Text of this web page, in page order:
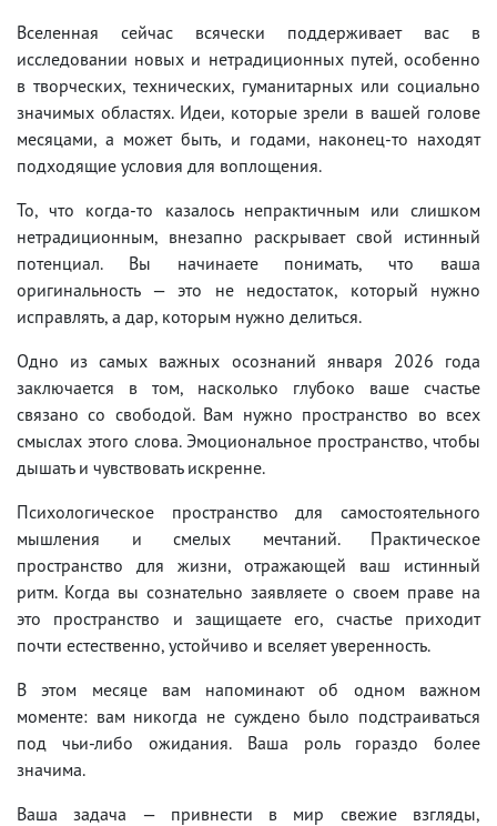
Вселенная сейчас всячески поддерживает вас в
исследовании новых и нетрадиционных путей, особенно
в творческих, технических, гуманитарных или социально
значимых областях. Идеи, которые зрели в вашей голове
месяцами, а может быть, и годами, наконец-то находят
подходящие условия для воплощения.
То, что когда-то казалось непрактичным или слишком
нетрадиционным, внезапно раскрывает свой истинный
потенциал. Вы начинаете понимать, что ваша
оригинальность — это не недостаток, который нужно
исправлять, а дар, которым нужно делиться.
Одно из самых важных осознаний января 2026 года
заключается в том, насколько глубоко ваше счастье
связано со свободой. Вам нужно пространство во всех
смыслах этого слова. Эмоциональное пространство, чтобы
дышать и чувствовать искренне.
Психологическое пространство для самостоятельного
мышления и смелых мечтаний. Практическое
пространство для жизни, отражающей ваш истинный
ритм. Когда вы сознательно заявляете о своем праве на
это пространство и защищаете его, счастье приходит
почти естественно, устойчиво и вселяет уверенность.
В этом месяце вам напоминают об одном важном
моменте: вам никогда не суждено было подстраиваться
под чьи-либо ожидания. Ваша роль гораздо более
значима.
Ваша задача — привнести в мир свежие взгляды,